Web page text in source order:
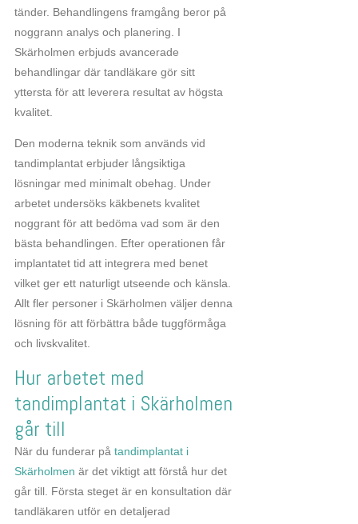
tänder. Behandlingens framgång beror på
noggrann analys och planering. I
Skärholmen erbjuds avancerade
behandlingar där tandläkare gör sitt
yttersta för att leverera resultat av högsta
kvalitet.
Den moderna teknik som används vid
tandimplantat erbjuder långsiktiga
lösningar med minimalt obehag. Under
arbetet undersöks käkbenets kvalitet
noggrant för att bedöma vad som är den
bästa behandlingen. Efter operationen får
implantatet tid att integrera med benet
vilket ger ett naturligt utseende och känsla.
Allt fler personer i Skärholmen väljer denna
lösning för att förbättra både tuggförmåga
och livskvalitet.
Hur arbetet med
tandimplantat i Skärholmen
går till
När du funderar påtandimplantat i
Skärholmen är det viktigt att förstå hur det
går till. Första steget är en konsultation där
tandläkaren utför en detaljerad